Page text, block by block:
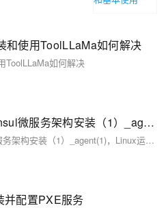
和使用ToolLLaMa如何解决
ToolLLaMa如何解决
2024年最全CentOS8 Consul微服务架构安装（1）_agent(1)，Linux运维开发面试
2024年最全CentOS8 Consul微服务架构安装（1）_agent(1)，Linux运维开发面试
并配置PXE服务